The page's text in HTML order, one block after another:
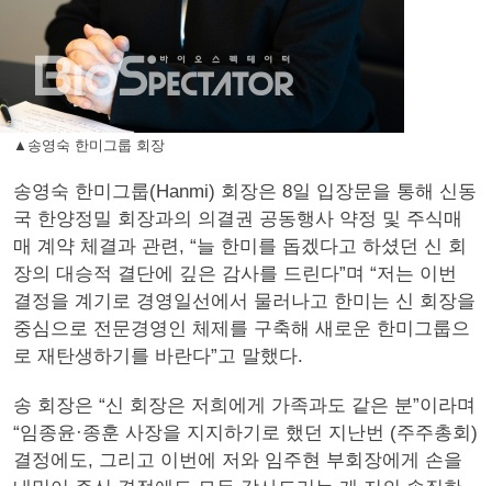
▲송영숙 한미그룹 회장
송영숙 한미그룹(Hanmi) 회장은 8일 입장문을 통해 신동
국 한양정밀 회장과의 의결권 공동행사 약정 및 주식매
매 계약 체결과 관련, “늘 한미를 돕겠다고 하셨던 신 회
장의 대승적 결단에 깊은 감사를 드린다”며 “저는 이번
결정을 계기로 경영일선에서 물러나고 한미는 신 회장을
중심으로 전문경영인 체제를 구축해 새로운 한미그룹으
로 재탄생하기를 바란다”고 말했다.
송 회장은 “신 회장은 저희에게 가족과도 같은 분”이라며
“임종윤·종훈 사장을 지지하기로 했던 지난번 (주주총회)
결정에도, 그리고 이번에 저와 임주현 부회장에게 손을